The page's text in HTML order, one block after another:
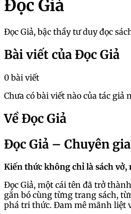
Đọc Giả
Đọc Giả, bậc thầy tư duy đọc
Bài viết của Đọc Giả
0 bài viết
Chưa có bài viết nào của tác giả
Về Đọc Giả
Đọc Giả – Chuyên
Kiến thức không chỉ là sách
Đọc Giả, một cái tên đã trở
gắn bó cùng từng trang sách,
phá tri thức. Đam mê mãnh liệt